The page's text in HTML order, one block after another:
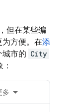
但在某些编
为方便。在添
市的 City
多